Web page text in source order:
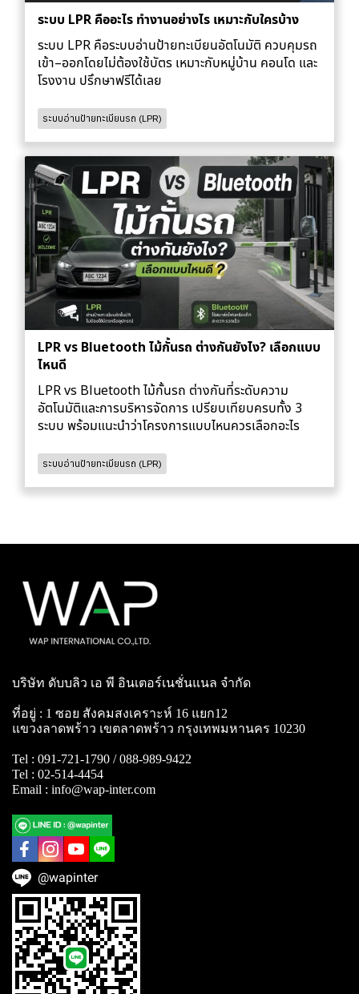
ระบบ LPR คืออะไร ทำงานอย่างไร เหมาะกับใครบ้าง
ระบบ LPR คือระบบอ่านป้ายทะเบียนอัตโนมัติ ควบคุมรถ
เข้า–ออกโดยไม่ต้องใช้บัตร เหมาะกับหมู่บ้าน คอนโด และ
โรงงาน ปรึกษาฟรีได้เลย
ระบบอ่านป้ายทะเบียนรถ (LPR)
LPR vs Bluetooth ไม้กั้นรถ ต่างกันยังไง? เลือกแบบ
ไหนดี
LPR vs Bluetooth ไม้กั้นรถ ต่างกันที่ระดับความ
อัตโนมัติและการบริหารจัดการ เปรียบเทียบครบทั้ง 3
ระบบ พร้อมแนะนำว่าโครงการแบบไหนควรเลือกอะไร
ระบบอ่านป้ายทะเบียนรถ (LPR)
บริษัท ดับบลิว เอ พี อินเตอร์เนชั่นแนล จำกัด
ที่อยู่ : 1 ซอย สังคมสงเคราะห์ 16 แยก12
แขวงลาดพร้าว เขตลาดพร้าว กรุงเทพมหานคร 10230
Tel : 091-721-1790 / 088-989-9422
Tel : 02-514-4454
Email : info@wap-inter.com
@wapinter